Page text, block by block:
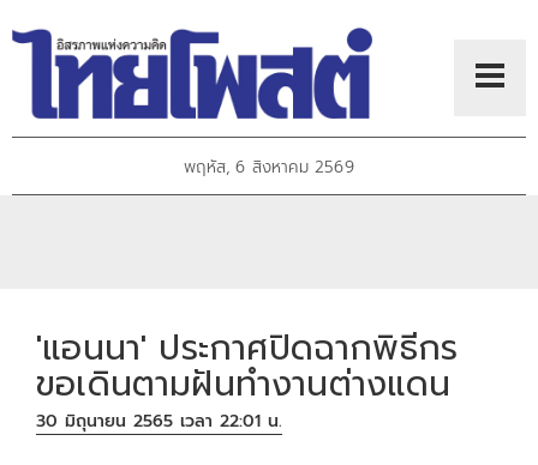
พฤหัส, 6 สิงหาคม 2569
'แอนนา' ประกาศปิดฉากพิธีกร
ขอเดินตามฝันทำงานต่างแดน
30 มิถุนายน 2565 เวลา 22:01 น.